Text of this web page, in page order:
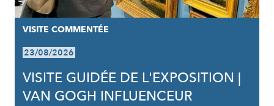
VISITE COMMENTÉE
23/08/2026
VISITE GUIDÉE DE L'EXPOSITION |
VAN GOGH INFLUENCEUR